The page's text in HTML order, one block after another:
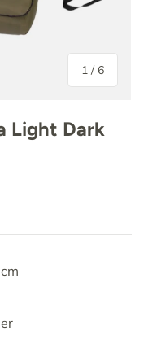
1 /van
6
Light Dark